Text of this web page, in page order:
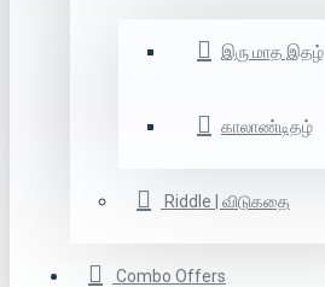
இரு மாத இதழ்
காலாண்டிதழ்
Riddle | விடுகதை
Combo Offers